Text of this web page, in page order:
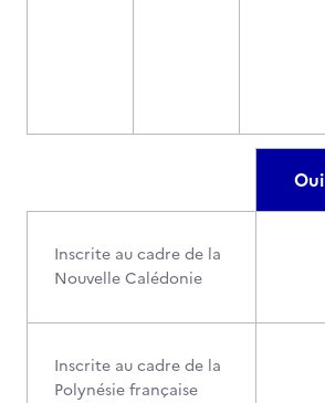
Oui
Inscrite au cadre de la
Nouvelle Calédonie
Inscrite au cadre de la
Polynésie française